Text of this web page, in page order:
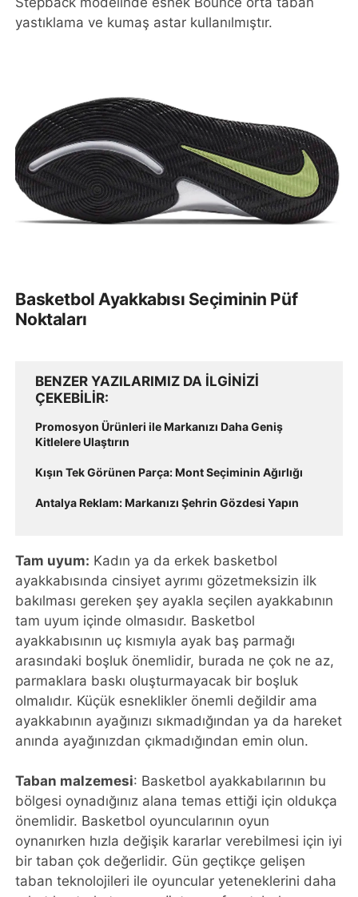
yastıklama ve kumaş astar kullanılmıştır.
Basketbol Ayakkabısı Seçiminin Püf
Noktaları
BENZER YAZILARIMIZ DA ILGINIZI
ÇEKEBILIR
Promosyon Ürünleri ile Markanızı Daha Geniş
Kitlelere Ulaştırın
Kışın Tek Görünen Parça: Mont Seçiminin Ağırlığı
Antalya Reklam: Markanızı Şehrin Gözdesi Yapın
Tam uyum: Kadın ya da erkek basketbol
ayakkabısında cinsiyet ayrımı gözetmeksizin ilk
bakılması gereken şey ayakla seçilen ayakkabının
tam uyum içinde olmasıdır. Basketbol
ayakkabısının uç kısmıyla ayak baş parmağı
arasındaki boşluk önemlidir, burada ne çok ne az,
parmaklara baskı oluşturmayacak bir boşluk
olmalıdır. Küçük esneklikler önemli değildir ama
ayakkabının ayağınızı sıkmadığından ya da hareket
anında ayağınızdan çıkmadığından emin olun.
Taban malzemesi: Basketbol ayakkabılarının bu
bölgesi oynadığınız alana temas ettiği için oldukça
önemlidir. Basketbol oyuncularının oyun
oynanırken hızla değişik kararlar verebilmesi için iyi
bir taban çok değerlidir. Gün geçtikçe gelişen
taban teknolojileri ile oyuncular yeteneklerini daha